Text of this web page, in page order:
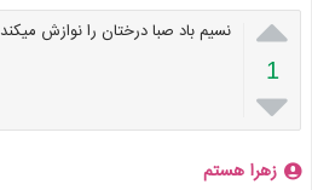

1

نسیم باد صبا درختان را نوازش میکند
زهرا هستم